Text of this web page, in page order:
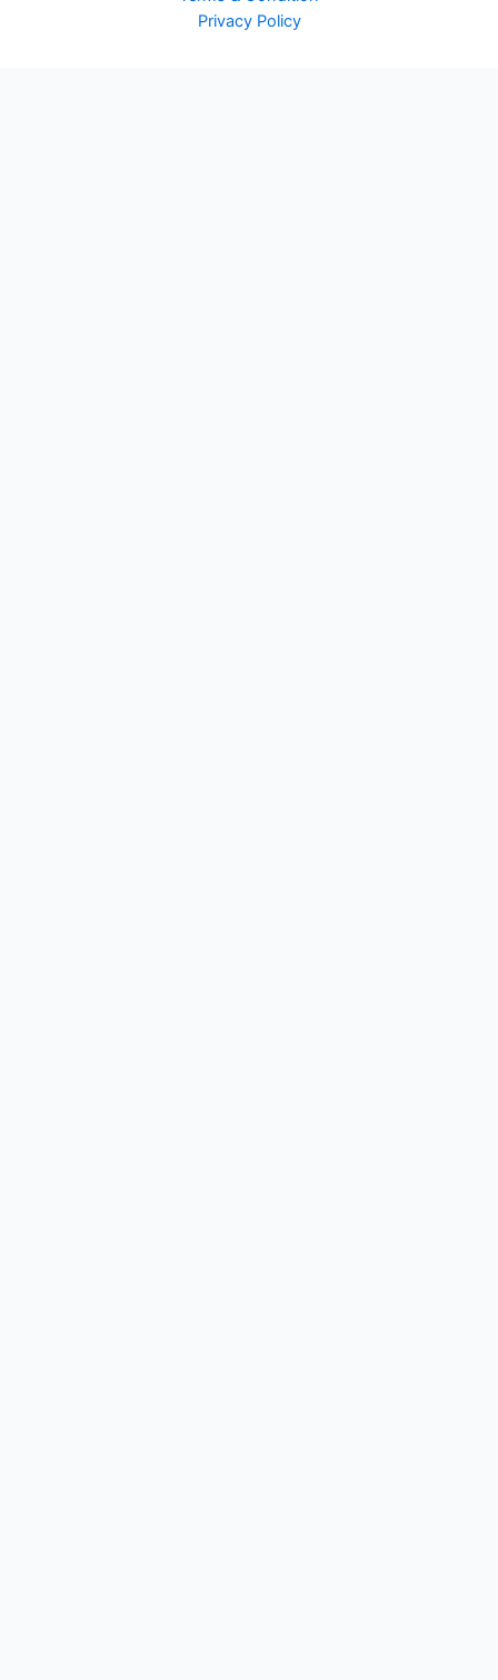
Privacy Policy